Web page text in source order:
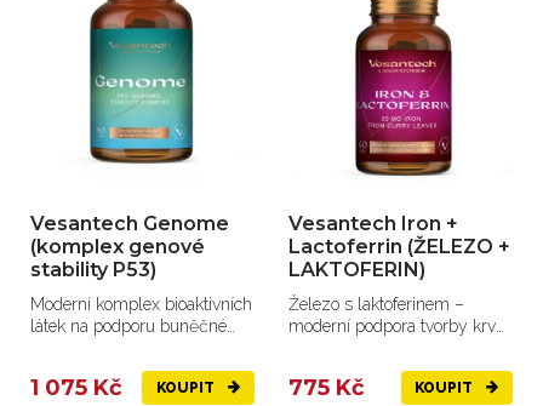
Vesantech Genome
(komplex genové
stability P53)
Moderní komplex bioaktivních
látek na podporu buněčné
1 075 Kč KOUPIT
Vesantech Iron +
Lactoferrin (ŽELEZO +
LAKTOFERIN)
Železo s laktoferinem –
moderní podpora tvorby krve,
775 Kč KOUPIT